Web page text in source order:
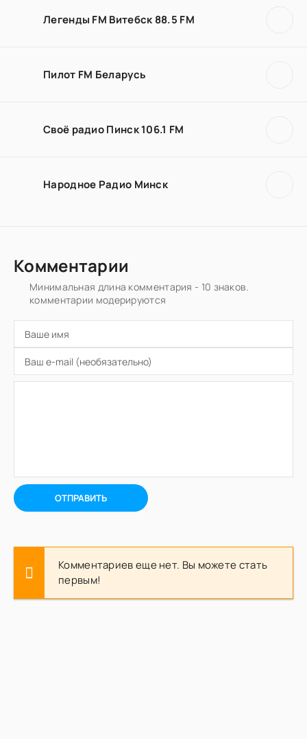
Легенды FM Витебск 88.5 FM
Пилот FM Беларусь
Своё радио Пинск 106.1 FM
Народное Радио Минск
Комментарии
Минимальная длина комментария - 10 знаков.
комментарии модерируются
ОТПРАВИТЬ
Комментариев еще нет. Вы можете стать
первым!